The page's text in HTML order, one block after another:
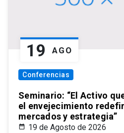
19 AGO
Conferencias
Seminario: “El Activo
el envejecimiento
mercados y estrategia”
19 de Agosto de 2026